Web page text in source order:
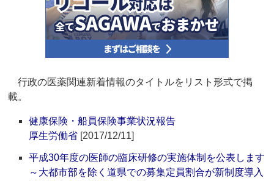
行政の医薬関連新着情報のタイトルをリスト形式で掲
載。
健康保険・船員保険事業状況報告
厚生労働省 [2017/12/11]
平成30年度の医師の臨床研修の実施体制を公表します
～大都市部を除く道県での募集定員割合が新制度導入